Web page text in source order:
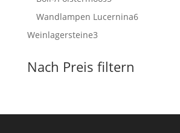
Produkte
Wandlampen Lucernina66
Weinlagersteine33
Nach Preis filtern